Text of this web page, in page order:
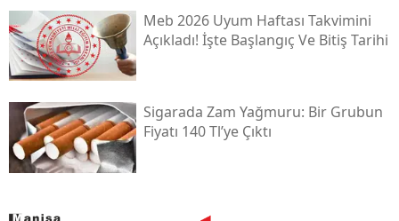
Meb 2026 Uyum Haftası Takvimini
Açıkladı! İşte Başlangıç Ve Bitiş Tarihi
Sigarada Zam Yağmuru: Bir Grubun
Fiyatı 140 Tl’ye Çıktı